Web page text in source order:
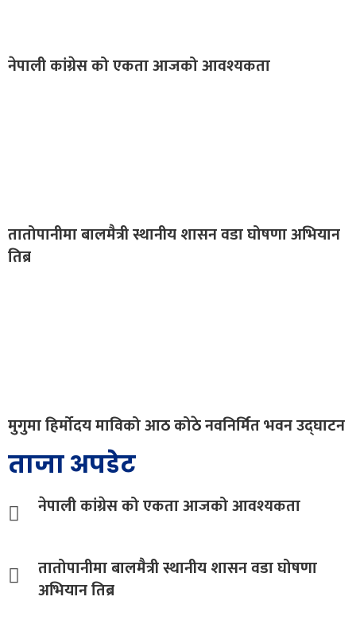
नेपाली कांग्रेस को एकता आजको आवश्यकता
तातोपानीमा बालमैत्री स्थानीय शासन वडा घोषणा अभियान
तिब्र
मुगुमा हिर्मोदय माविको आठ कोठे नवनिर्मित भवन उद्घाटन
ताजा अपडेट
नेपाली कांग्रेस को एकता आजको आवश्यकता
तातोपानीमा बालमैत्री स्थानीय शासन वडा घोषणा
अभियान तिब्र